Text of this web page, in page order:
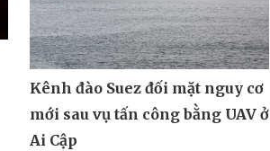
Kênh đào Suez đối mặt nguy cơ
mới sau vụ tấn công bằng UAV ở
Ai Cập